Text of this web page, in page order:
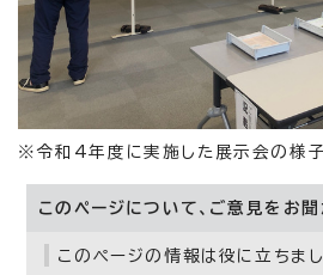
※令和4年度に実施した展示会の様子
このページについて、ご意見をお聞
このページの情報は役に立ちまし